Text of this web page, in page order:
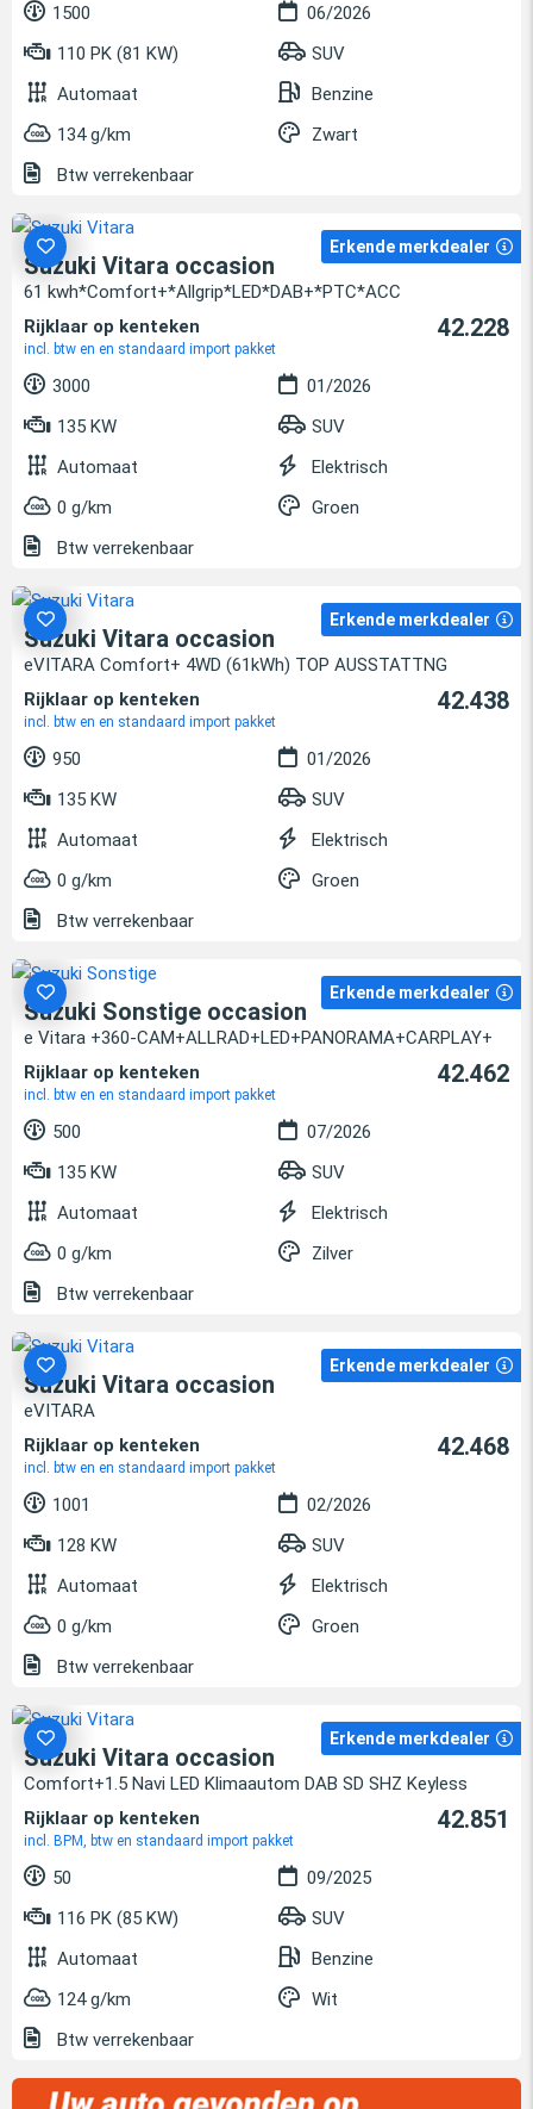
1500
06/2026
110 PK (81 KW)
SUV
Automaat
Benzine
134 g/km
Zwart
Btw verrekenbaar
Erkende merkdealer
Suzuki Vitara occasion
61 kwh*Comfort+*Allgrip*LED*DAB+*PTC*ACC
Rijklaar op kenteken
incl. btw en en standaard import pakket
42.228
3000
01/2026
135 KW
SUV
Automaat
Elektrisch
0 g/km
Groen
Btw verrekenbaar
Erkende merkdealer
Suzuki Vitara occasion
eVITARA Comfort+ 4WD (61kWh) TOP AUSSTATTNG
Rijklaar op kenteken
incl. btw en en standaard import pakket
42.438
950
01/2026
135 KW
SUV
Automaat
Elektrisch
0 g/km
Groen
Btw verrekenbaar
Erkende merkdealer
Suzuki Sonstige occasion
e Vitara +360-CAM+ALLRAD+LED+PANORAMA+CARPLAY+
Rijklaar op kenteken
incl. btw en en standaard import pakket
42.462
500
07/2026
135 KW
SUV
Automaat
Elektrisch
0 g/km
Zilver
Btw verrekenbaar
Erkende merkdealer
Suzuki Vitara occasion
eVITARA
Rijklaar op kenteken
incl. btw en en standaard import pakket
42.468
1001
02/2026
128 KW
SUV
Automaat
Elektrisch
0 g/km
Groen
Btw verrekenbaar
Erkende merkdealer
Suzuki Vitara occasion
Comfort+1.5 Navi LED Klimaautom DAB SD SHZ Keyless
Rijklaar op kenteken
incl. BPM, btw en standaard import pakket
42.851
50
09/2025
116 PK (85 KW)
SUV
Automaat
Benzine
124 g/km
Wit
Btw verrekenbaar